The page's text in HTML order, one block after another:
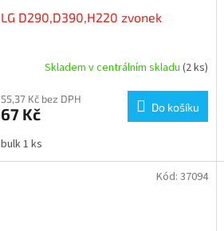
LG D290,D390,H220 zvonek
Skladem v centrálním skladu (2 ks)
55,37 Kč bez DPH
67 Kč Do košíku
bulk 1 ks
Kód: 37094